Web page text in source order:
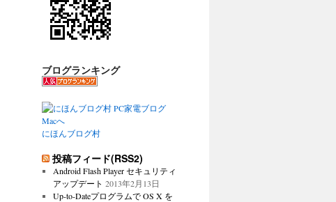
ブログランキング
にほんブログ村
投稿フィード(RSS2)
Android Flash Player セキュリティ
アップデート 2013年2月13日
Up-to-Dateプログラムで OS X を